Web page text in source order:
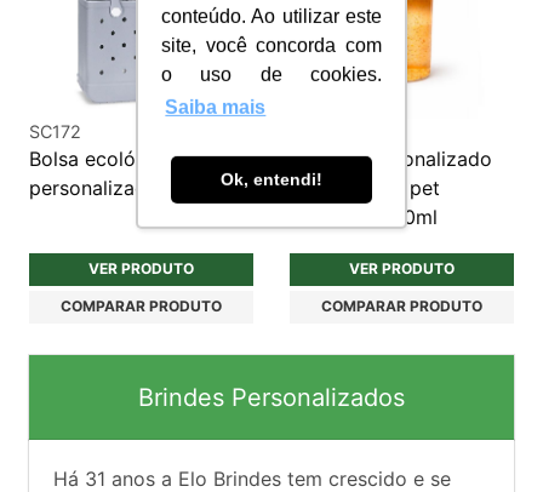
conteúdo. Ao utilizar este
site, você concorda com
o uso de cookies.
Saiba mais
Ok, entendi!
SC172
Bolsa ecológica
personalizada em EVA
VER PRODUTO
COMPARAR PRODUTO
Difusor personalizado
com varetas pet
cilíndrico 500ml
VER PRODUTO
COMPARAR PRODUTO
Brindes Personalizados
Há 31 anos a Elo Brindes tem crescido e se